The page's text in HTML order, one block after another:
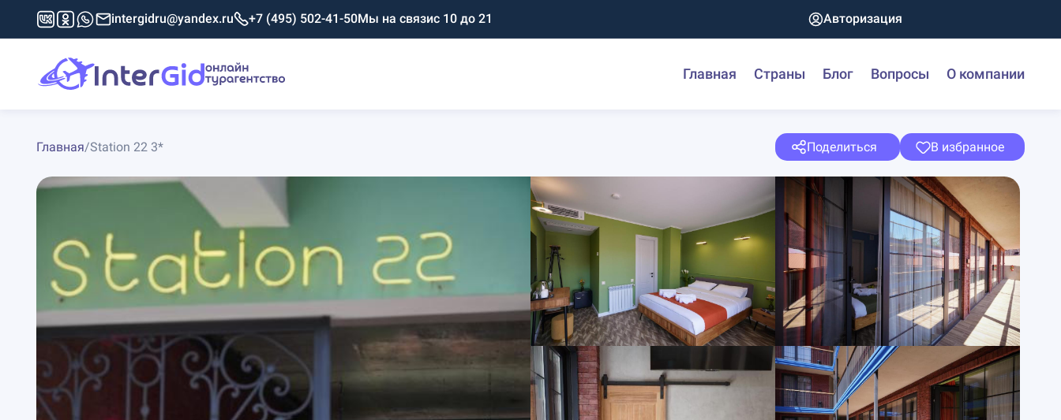
intergidru@yandex.ru +7 (495) 502-41-50Мы на связис 10 до 21 Авторизация
Главная Страны Блог Вопросы О компании
Главная/Station 22 3* Поделиться В избранное